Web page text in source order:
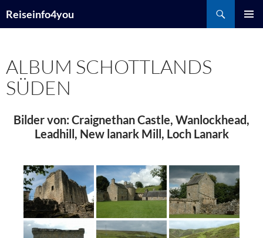
Inhalt
Reiseinfo4you
ALBUM SCHOTTLANDS
SÜDEN
Bilder von: Craignethan Castle, Wanlockhead,
Leadhill, New lanark Mill, Loch Lanark